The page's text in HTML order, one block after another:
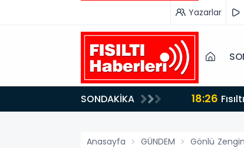
Yazarlar
SONDAKİKA 18:26
Anasayfa GÜNDEM Gönlü